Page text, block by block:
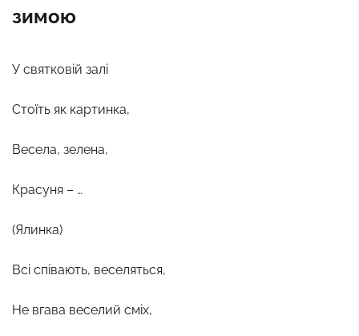
зимою
У святковій залі
Стоїть як картинка,
Весела, зелена,
Красуня – …
(Ялинка)
Всі співають, веселяться,
Не вгава веселий сміх,